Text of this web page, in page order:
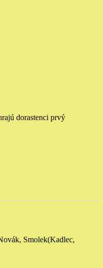
dorastenci prvý
Smolek(Kadlec,